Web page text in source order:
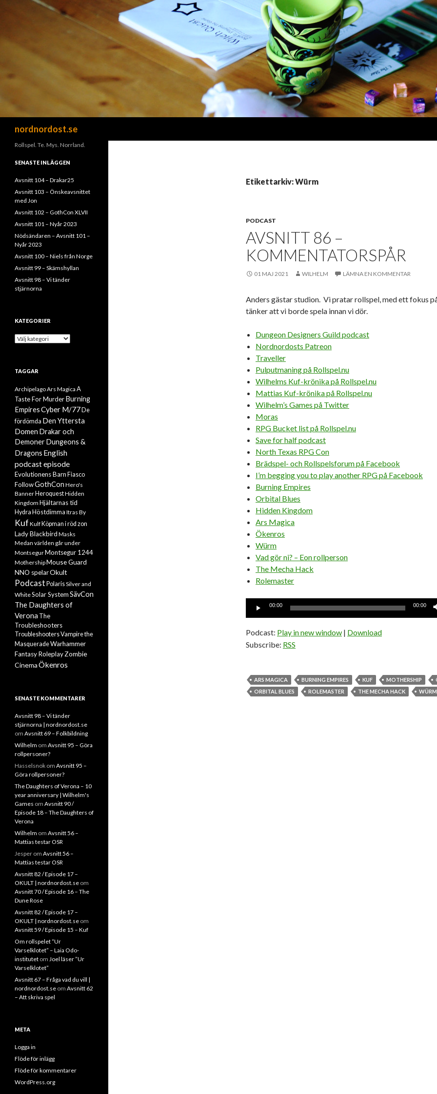
nordnordost.se
Etikettarkiv: Würm
PODCAST
AVSNITT 86 –
KOMMENTATORSPÅR
01 MAJ 2021 WILHELM LÄMNA EN KOMMENTAR
Anders gästar studion. Vi pratar rollspel, med ett fokus
tänker att vi borde spela innan vi dör.
Dungeon Designers Guild podcast
Nordnordosts Patreon
Traveller
Pulputmaning på Rollspel.nu
Wilhelms Kuf-krönika på Rollspel.nu
Mattias Kuf-krönika på Rollspel.nu
Wilhelm’s Games på Twitter
Moras
RPG Bucket list på Rollspel.nu
Save for half podcast
North Texas RPG Con
Brädspel- och Rollspelsforum på Facebook
I’m begging you to play another RPG på Facebook
Burning Empires
Orbital Blues
Hidden Kingdom
Ars Magica
Ökenros
Würm
Vad gör ni? – Eon rollperson
The Mecha Hack
Rolemaster
Ljudspelare
00:00 00:00
Podcast: Play in new window | Download
Subscribe: RSS
ARS MAGICA BURNING EMPIRES KUF MOTHERSHIP
ORBITAL BLUES
ROLEMASTER THE MECHA HACK WÜRM
Rollspel. Te. Mys. Norrland.
SENASTE INLÄGGEN
Avsnitt 104 – Drakar25
Avsnitt 103 – Önskeavsnittet
med Jon
Avsnitt 102 – GothCon XLVII
Avsnitt 101 – Nyår 2023
Nödsändaren – Avsnitt 101 –
Nyår 2023
Avsnitt 100 – Niels från Norge
Avsnitt 99 – Skämshyllan
Avsnitt 98 – Vi tänder
stjärnorna
KATEGORIER
Kategorier
TAGGAR
ArchipelagoArs Magica A
Taste For MurderBurning
EmpiresCyber M/77 De
fördömda Den Yttersta
DomenDrakar och
DemonerDungeons &
Dragons English
podcast episode
Evolutionens Barn Fiasco
FollowGothCon Hero's
Banner HeroquestHidden
Kingdom Hjältarnas tid
Hydra Höstdimma Itras By
Kuf Kulf Köpman i röd zon
Lady Blackbird Masks
Medan världen går under
MontsegurMontsegur 1244
MothershipMouse Guard
NNO spelarOkult
Podcast PolarisSilver and
WhiteSolar SystemSävCon
The Daughters of
VeronaThe
Troubleshooters
TroubleshootersVampire the
MasqueradeWarhammer
Fantasy RoleplayZombie
CinemaÖkenros
SENASTE KOMMENTARER
Avsnitt 98 – Vi tänder
stjärnorna | nordnordost.se
om Avsnitt 69 – Folkbildning
Wilhelm om Avsnitt 95 – Göra
rollpersoner?
Hasselsnok om Avsnitt 95 –
Göra rollpersoner?
The Daughters of Verona – 10
year anniversary | Wilhelm's
Games om Avsnitt 90 /
Episode 18 – The Daughters of
Verona
Wilhelm om Avsnitt 56 –
Mattias testar OSR
Jesper om Avsnitt 56 –
Mattias testar OSR
Avsnitt 82 / Episode 17 –
OKULT | nordnordost.se om
Avsnitt 70 / Episode 16 – The
Dune Rose
Avsnitt 82 / Episode 17 –
OKULT | nordnordost.se om
Avsnitt 59 / Episode 15 – Kuf
Om rollspelet “Ur
Varselklotet” – Laia Odo-
institutet om Joel läser ”Ur
Varselklotet”
Avsnitt 67 – Fråga vad du vill |
nordnordost.se om Avsnitt 62
– Att skriva spel
META
Logga in
Flöde för inlägg
Flöde för kommentarer
WordPress.org